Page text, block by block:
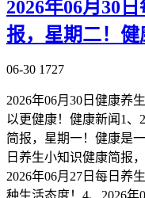
2026年06月30
报，星期二！健
06-30 1727
2026年06月30日健康养
以更健康！健康新闻1、
简报，星期一！健康是
日养生小知识健康简报
2026年06月27日每日养
种生活态度！4、2026年